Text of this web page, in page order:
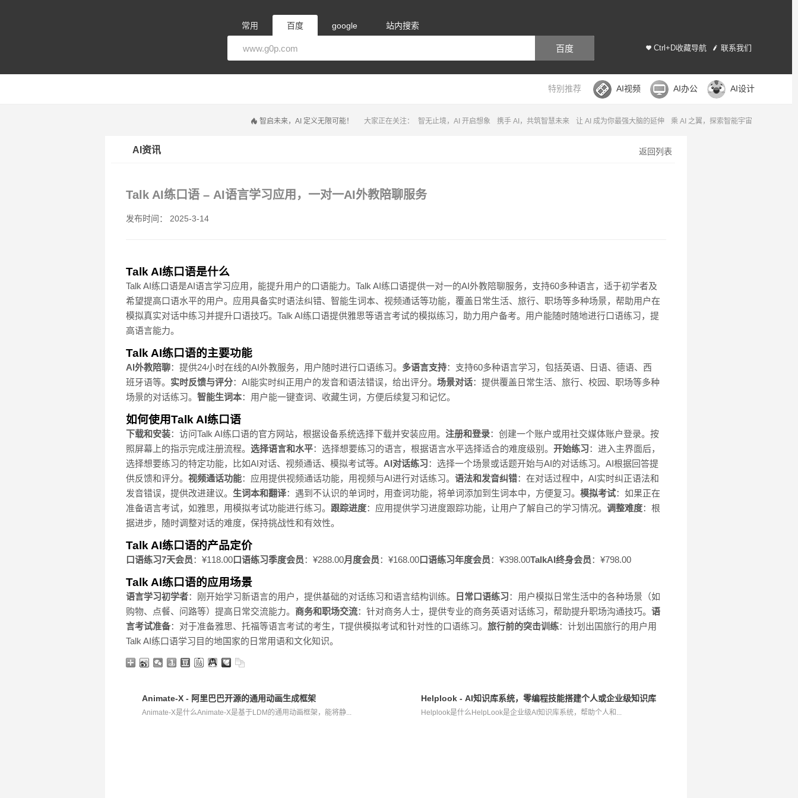
常用 百度 google 站内搜索
Ctrl+D收藏导航 联系我们
百度
特别推荐 AI视频 AI办公 AI设计
大家正在关注： 智无止境，AI 开启想象 携手 AI，共筑智慧未来 让 AI 成为你最强大脑的延伸 乘 AI 之翼，探索智能宇宙
智启未来，AI 定义无限可能！
返回列表
AI资讯
Talk AI练口语 – AI语言学习应用，一对一AI外教陪聊服务
发布时间： 2025-3-14
Talk AI练口语是什么
Talk AI练口语是AI语言学习应用，能提升用户的口语能力。Talk AI练口语提供一对一的AI外教陪聊服务，支持60多种语言，适于初学者及
希望提高口语水平的用户。应用具备实时语法纠错、智能生词本、视频通话等功能，覆盖日常生活、旅行、职场等多种场景，帮助用户在
模拟真实对话中练习并提升口语技巧。Talk AI练口语提供雅思等语言考试的模拟练习，助力用户备考。用户能随时随地进行口语练习，提
高语言能力。
Talk AI练口语的主要功能
AI外教陪聊：提供24小时在线的AI外教服务，用户随时进行口语练习。 多语言支持：支持60多种语言学习，包括英语、日语、德语、西
班牙语等。 实时反馈与评分：AI能实时纠正用户的发音和语法错误，给出评分。 场景对话：提供覆盖日常生活、旅行、校园、职场等多种
场景的对话练习。 智能生词本：用户能一键查词、收藏生词，方便后续复习和记忆。
如何使用Talk AI练口语
下载和安装：访问Talk AI练口语的官方网站，根据设备系统选择下载并安装应用。 注册和登录：创建一个账户或用社交媒体账户登录。按
照屏幕上的指示完成注册流程。 选择语言和水平：选择想要练习的语言，根据语言水平选择适合的难度级别。 开始练习：进入主界面后，
选择想要练习的特定功能，比如AI对话、视频通话、模拟考试等。 AI对话练习：选择一个场景或话题开始与AI的对话练习。AI根据回答提
供反馈和评分。 视频通话功能：应用提供视频通话功能，用视频与AI进行对话练习。 语法和发音纠错：在对话过程中，AI实时纠正语法和
发音错误，提供改进建议。 生词本和翻译：遇到不认识的单词时，用查词功能，将单词添加到生词本中，方便复习。 模拟考试：如果正在
准备语言考试，如雅思，用模拟考试功能进行练习。 跟踪进度：应用提供学习进度跟踪功能，让用户了解自己的学习情况。 调整难度：根
据进步，随时调整对话的难度，保持挑战性和有效性。
Talk AI练口语的产品定价
口语练习7天会员：¥118.00口语练习季度会员：¥288.00月度会员：¥168.00口语练习年度会员：¥398.00TalkAI终身会员：¥798.00
Talk AI练口语的应用场景
语言学习初学者：刚开始学习新语言的用户，提供基础的对话练习和语言结构训练。 日常口语练习：用户模拟日常生活中的各种场景（如
购物、点餐、问路等）提高日常交流能力。 商务和职场交流：针对商务人士，提供专业的商务英语对话练习，帮助提升职场沟通技巧。 语
言考试准备：对于准备雅思、托福等语言考试的考生，T提供模拟考试和针对性的口语练习。 旅行前的突击训练：计划出国旅行的用户用
Talk AI练口语学习目的地国家的日常用语和文化知识。
Animate-X - 阿里巴巴开源的通用动画生成框架
Animate-X是什么Animate-X是基于LDM的通用动画框架，能将静...
Helplook - AI知识库系统，零编程技能搭建个人或企业级知识库
Helplook是什么HelpLook是企业级AI知识库系统，帮助个人和...